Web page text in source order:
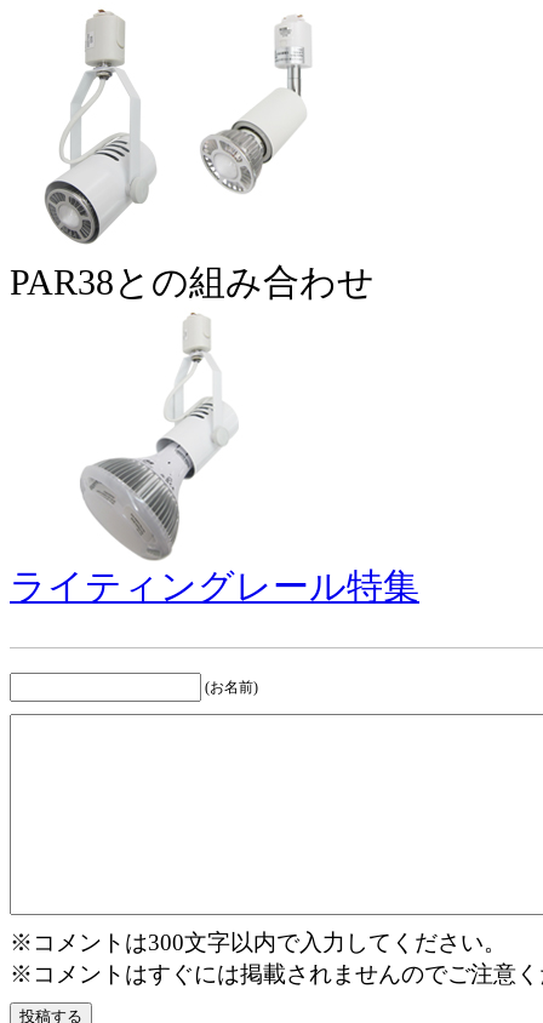
PAR38との組み合わせ
ライティングレール特集
(お名前)
※コメントは300文字以内で入力してください。
※コメントはすぐには掲載されませんのでご注意